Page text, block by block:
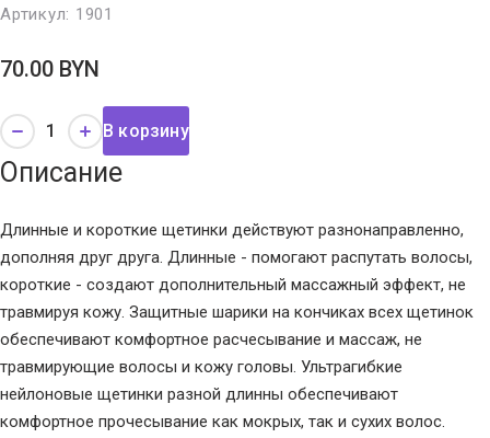
Артикул: 1901
70.00 BYN
В корзину
Описание
Длинные и короткие щетинки действуют разнонаправленно,
дополняя друг друга. Длинные - помогают распутать волосы,
короткие - создают дополнительный массажный эффект, не
травмируя кожу. Защитные шарики на кончиках всех щетинок
обеспечивают комфортное расчесывание и массаж, не
травмирующие волосы и кожу головы. Ультрагибкие
нейлоновые щетинки разной длинны обеспечивают
комфортное прочесывание как мокрых, так и сухих волос.